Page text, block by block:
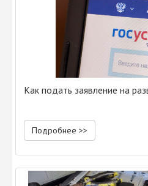
Как подать заявление на
Подробнее >>